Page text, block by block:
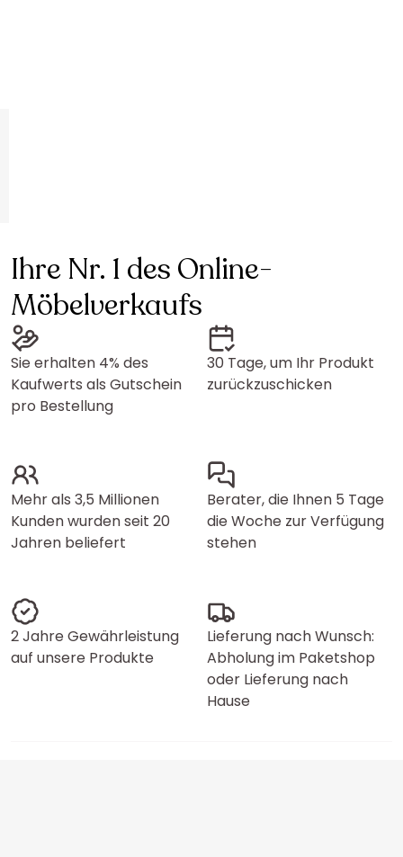
Ihre Nr. 1 des Online-
Möbelverkaufs
Sie erhalten 4% des
Kaufwerts als Gutschein
pro Bestellung
30 Tage, um Ihr Produkt
zurückzuschicken
Mehr als 3,5 Millionen
Kunden wurden seit 20
Jahren beliefert
Berater, die Ihnen 5 Tage
die Woche zur Verfügung
stehen
2 Jahre Gewährleistung
auf unsere Produkte
Lieferung nach Wunsch:
Abholung im Paketshop
oder Lieferung nach
Hause